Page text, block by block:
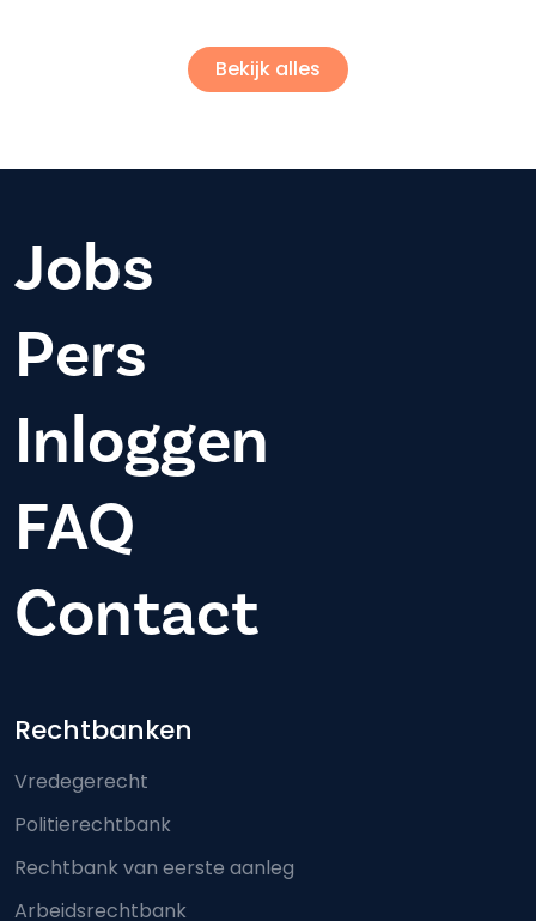
Bekijk alles
Jobs
Pers
Inloggen
FAQ
Contact
Footer-menu
Rechtbanken
Vredegerecht
Politierechtbank
Rechtbank van eerste aanleg
Arbeidsrechtbank